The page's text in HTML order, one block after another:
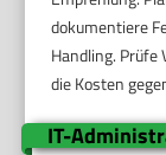
dokumentiere
Handling. Prüfe
die Kosten
IT-